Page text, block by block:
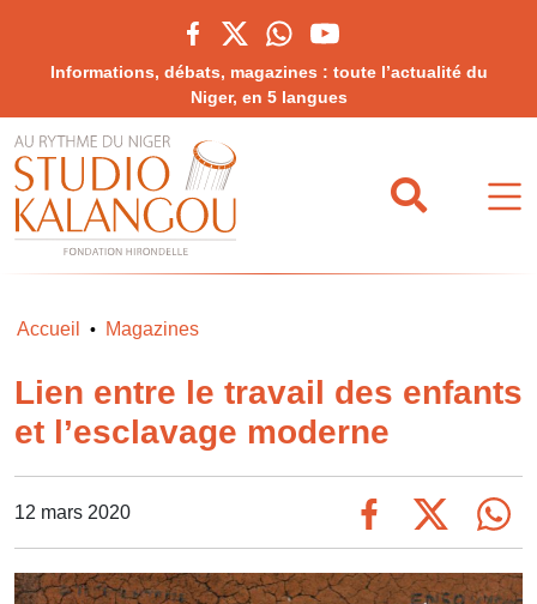
Informations, débats, magazines : toute l’actualité du
Niger, en 5 langues
Accueil • Magazines
Lien entre le travail des enfants
et l’esclavage moderne
12 mars 2020